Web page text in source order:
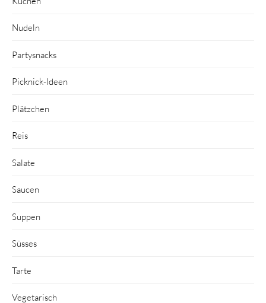
Nudeln
Partysnacks
Picknick-Ideen
Plätzchen
Reis
Salate
Saucen
Suppen
Süsses
Tarte
Vegetarisch